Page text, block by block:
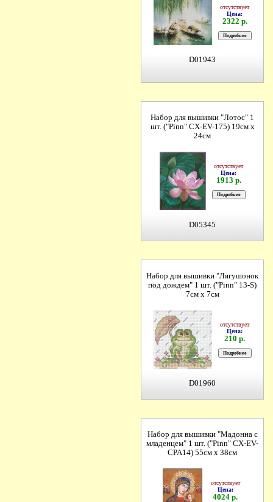
отсутствует
Цена:
2322 р.
D01943
Набор для вышивки "Лотос" 1
шт. ("Pinn" СХ-EV-175) 19см х
24см
отсутствует
Цена:
1913 р.
D05345
Набор для вышивки "Лягушонок
под дождем" 1 шт. ("Pinn" 13-S)
7см х 7см
отсутствует
Цена:
210 р.
D01960
Набор для вышивки "Мадонна с
младенцем" 1 шт. ("Pinn" СХ-EV-
CPA14) 55см х 38см
отсутствует
Цена:
4024 р.